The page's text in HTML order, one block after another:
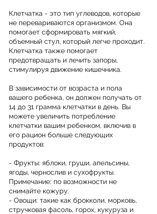
Клетчатка - это тип углеводов, которые
не перевариваются организмом. Она
помогает сформировать мягкий,
объемный стул, который легче проходит.
Клетчатка также помогает
предотвращать и лечить запоры,
стимулируя движение кишечника.
В зависимости от возраста и пола
вашего ребенка, он должен получать от
14 до 31 грамма клетчатки в день. Вы
можете увеличить потребление
клетчатки вашим ребенком, включив в
его рацион больше следующих
продуктов:
- Фрукты: яблоки, груши, апельсины,
ягоды, чернослив и сухофрукты.
Примечание: по возможности не
снимайте кожуру.
- Овощи: такие как брокколи, морковь,
стручковая фасоль, горох, кукуруза и